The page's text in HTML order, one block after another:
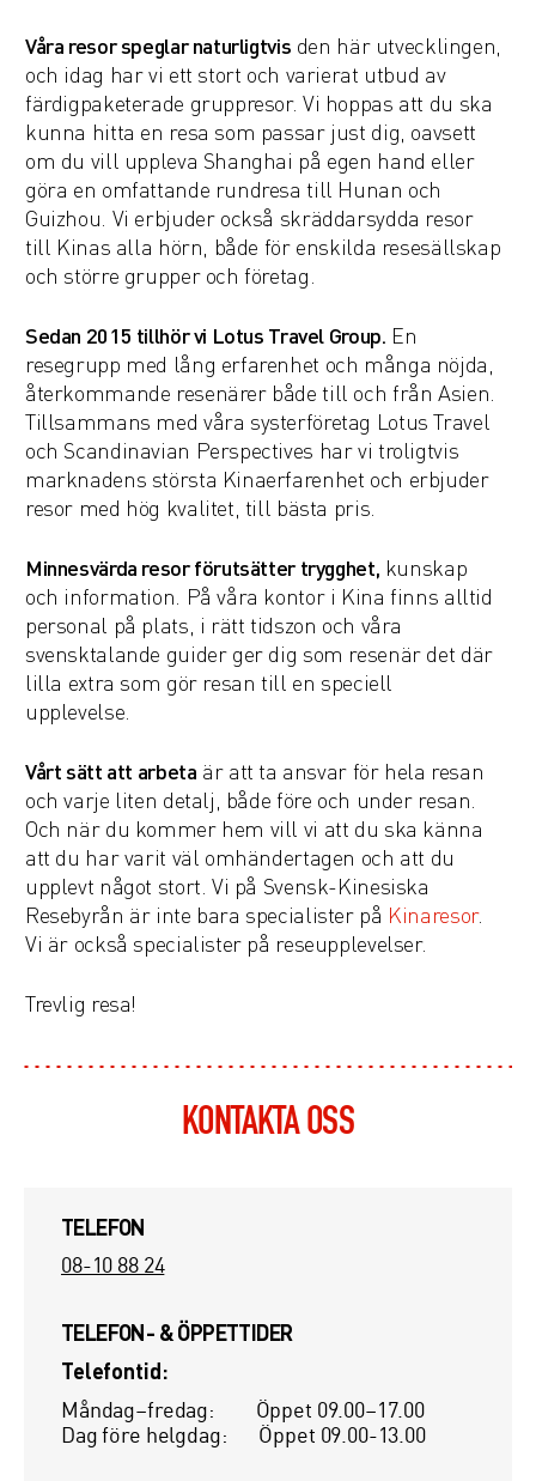
Våra resor speglar naturligtvis den här utvecklingen,
och idag har vi ett stort och varierat utbud av
färdigpaketerade gruppresor. Vi hoppas att du ska
kunna hitta en resa som passar just dig, oavsett
om du vill uppleva Shanghai på egen hand eller
göra en omfattande rundresa till Hunan och
Guizhou. Vi erbjuder också skräddarsydda resor
till Kinas alla hörn, både för enskilda resesällskap
och större grupper och företag.
Sedan 2015 tillhör vi Lotus Travel Group. En
resegrupp med lång erfarenhet och många nöjda,
återkommande resenärer både till och från Asien.
Tillsammans med våra systerföretag Lotus Travel
och Scandinavian Perspectives har vi troligtvis
marknadens största Kinaerfarenhet och erbjuder
resor med hög kvalitet, till bästa pris.
Minnesvärda resor förutsätter trygghet, kunskap
och information. På våra kontor i Kina finns alltid
personal på plats, i rätt tidszon och våra
svensktalande guider ger dig som resenär det där
lilla extra som gör resan till en speciell
upplevelse.
Vårt sätt att arbeta är att ta ansvar för hela resan
och varje liten detalj, både före och under resan.
Och när du kommer hem vill vi att du ska känna
att du har varit väl omhändertagen och att du
upplevt något stort. Vi på Svensk-Kinesiska
Resebyrån är inte bara specialister på Kinaresor.
Vi är också specialister på reseupplevelser.
Trevlig resa!
KONTAKTA OSS
TELEFON
08-10 88 24
TELEFON- & ÖPPETTIDER
Telefontid:
Måndag–fredag: Öppet 09.00–17.00
Dag före helgdag: Öppet 09.00-13.00